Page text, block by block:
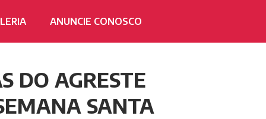
ANUNCIE CONOSCO
DO AGRESTE
SANTA